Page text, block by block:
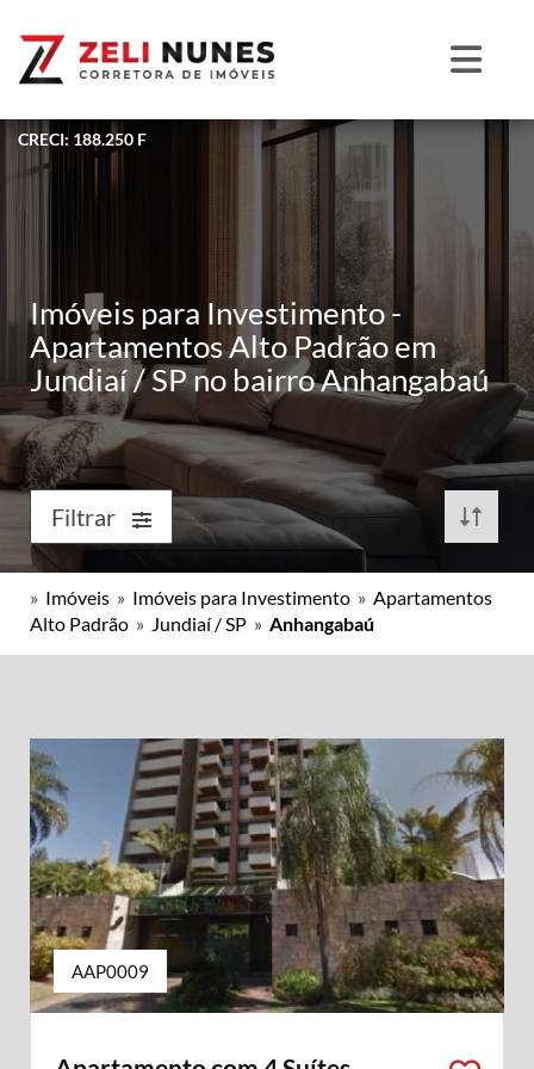
CRECI: 188.250 F
Imóveis para Investimento -
Apartamentos Alto Padrão em
Jundiaí / SP no bairro Anhangabaú
Filtrar
» Imóveis » Imóveis para Investimento » Apartamentos
Alto Padrão » Jundiaí / SP » Anhangabaú
AAP0009